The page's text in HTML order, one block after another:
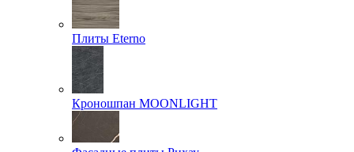
Плиты Eterno
Кроношпан MOONLIGHT